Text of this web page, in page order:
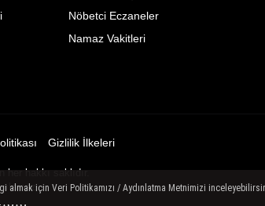
Nöbetci Eczaneler
Namaz Vakitleri
Gizlilik İlkeleri
hakkı saklıdır.
almak için Veri Politikamızı / Aydınlatma Metnimizi